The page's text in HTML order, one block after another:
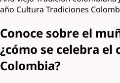
año Cultura Tradiciones
Conoce sobre el
¿cómo se celebra el
Colombia?